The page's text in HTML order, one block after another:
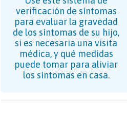
verificación de síntomas
para evaluar la gravedad
de los síntomas de su hijo,
si es necesaria una visita
médica, y qué medidas
puede tomar para aliviar
los síntomas en casa.